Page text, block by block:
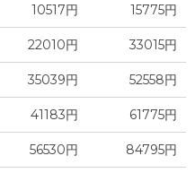
0 万円
0.2
0 万円
0 万円
10517円 15775円
22010円 33015円
35039円 52558円
41183円 61775円
56530円 84795円